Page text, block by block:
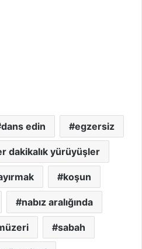
dans edin egzersiz
dakikalık yürüyüşler
koşun
nabız aralığında
sabah